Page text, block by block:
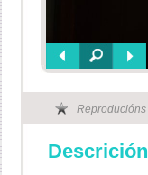
Reproducións
Descrición